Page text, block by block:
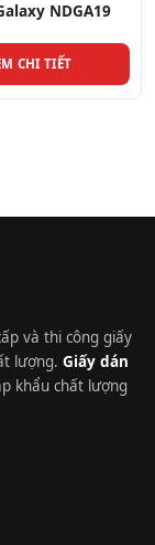
Tranh
và thi công giấy
lượng. Giấy dán
khẩu chất lượng